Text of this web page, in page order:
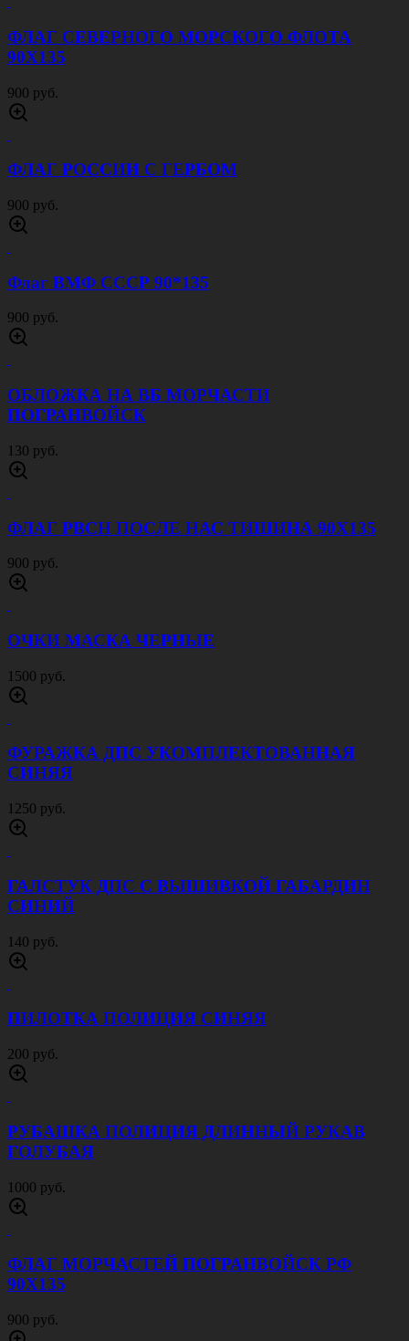
900 руб.
ОЧКИ МАСКА ЧЕРНЫЕ
1500 руб.
ФУРАЖКА ДПС УКОМПЛЕКТОВАННАЯ
СИНЯЯ
1250 руб.
ГАЛСТУК ДПС С ВЫШИВКОЙ ГАБАРДИН
140 руб.
ПИЛОТКА ПОЛИЦИЯ СИНЯЯ
200 руб.
РУБАШКА ПОЛИЦИЯ ДЛИННЫЙ РУКАВ
1000 руб.
900 руб.
900 руб.
900 руб.
900 руб.
900 руб.
ФЛАГ ТАНКОВЫХ ВОЙСК 90Х135